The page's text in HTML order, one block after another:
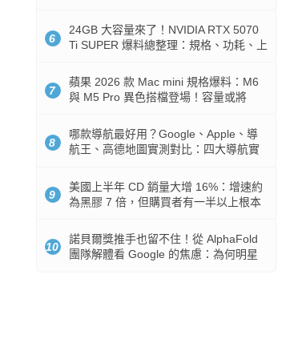
6
24GB 大容量來了！NVIDIA RTX 5070
Ti SUPER 爆料總整理：規格、功耗、上
7
蘋果 2026 款 Mac mini 規格爆料：M6
與 M5 Pro 異色搭檔登場！容量或將
8
哪款導航最好用？Google、Apple、導
航王、高德地圖實測對比：四大導航實
9
美國上半年 CD 銷量大增 16%：增速約
為黑膠 7 倍，但購買者有一半以上根本
10
諾貝爾獎推手也留不住！從 AlphaFold
團隊解體看 Google 的焦慮：為何明星